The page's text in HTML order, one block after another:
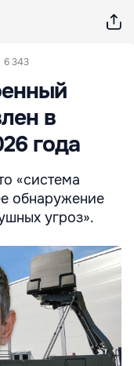
6 343
в
года
«система
обнаружение
угроз».